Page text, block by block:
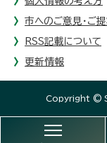
市へのご意見・ご
RSS記載について
更新情報
Copyright ©